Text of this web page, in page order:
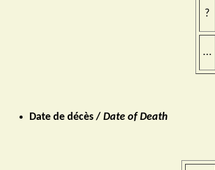
?
...
Date de décès / Date of Death